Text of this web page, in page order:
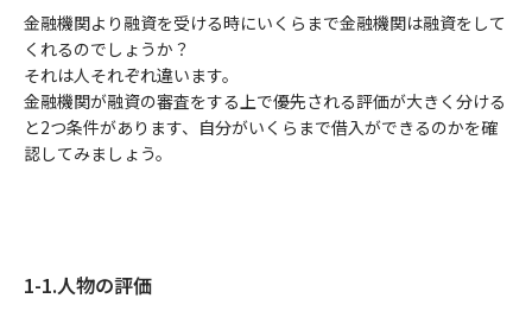
金融機関より融資を受ける時にいくらまで金融機関は融資をして
くれるのでしょうか？
それは人それぞれ違います。
金融機関が融資の審査をする上で優先される評価が大きく分ける
と2つ条件があります、自分がいくらまで借入ができるのかを確
認してみましょう。
1-1.人物の評価
当社は、政治的見解、信教(宗教、思想および信条をいいます)、
労働組合への加盟、人種および民族、門地および本籍、保健医療
および性生活ならびに犯罪歴に関する情報(以下「センシティブ
情報」といいます)を掲げる場合を除くほか、取得、利用または
第三者提供を行いません。
がある場合
約に関しての詳細はGoogleアナリティクスサービス利用規約の
ページやGoogleポリシーと規約ページをご覧ください。
6）個人データの安全管理措置
当社は、取扱う個人データの漏えい、減失またはき損の防止その
年間家賃収入
節税金額
②当社事業に関してご請求いただいた各種資料を発送するため。
③当社のサービスのご案内・サポート情報をご提供するため。
④当社が委託を受けている保険募集業務およびこれらに付帯・関
連するサービスの提供等のため。なお、当社に対し保険募集業務
の委託を行う保険会社の利用目的は、それぞれの会社のホームペ
ージに記載してあります。
し、原則として書面等（電磁的記録を含む。以下同じ。）により
年収
お住まいの都道府県
年収
お住まいの都道府県
データの収集のためにCookieを使用しています。このデータは
匿名で収集されており、個人を特定するものではありません。
この機能はCookieを無効にすることで収集を拒否することが出
来ますので、お使いのブラウザの設定をご確認ください。この規
当社は、取扱う個人データの漏えい、減失またはき損の防止その
お問合せ内容
シミュレーション結果
年間家賃収入
送信する